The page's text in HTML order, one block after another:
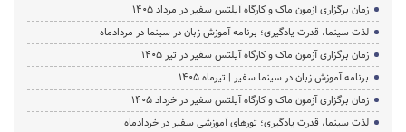
زمان برگزاری آزمون ماک و کارگاه آیلتس سفیر در مرداد 1405
لذت سینما، قدرت یادگیری؛ برنامه آموزش زبان در سینما در مردادماه
زمان برگزاری آزمون ماک و کارگاه آیلتس سفیر در تیر 1405
برنامه آموزش زبان در سینما سفیر | تیرماه ۱۴۰۵
زمان برگزاری آزمون ماک و کارگاه آیلتس سفیر در خرداد 1405
لذت سینما، قدرت یادگیری؛ تورهای آموزشی سفیر در خردادماه